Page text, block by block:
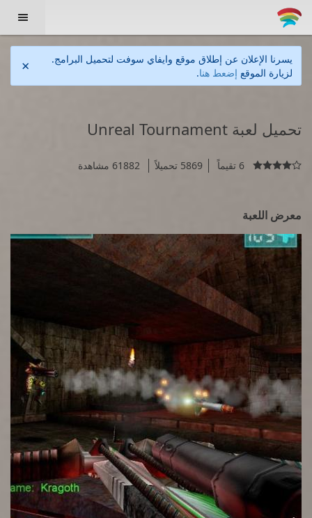

يسرنا الإعلان عن إطلاق موقع وايفاي سوفت لتحميل البرامج.
لزيارة الموقع إضعط هنا.
×
تحميل لعبة Unreal Tournament
 6 تقيماً 5869 تحميلاً 61882 مشاهدة
معرض اللعبة